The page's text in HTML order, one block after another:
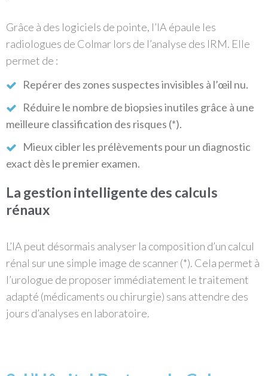
Grâce à des logiciels de pointe, l’IA épaule les
radiologues de Colmar lors de l’analyse des IRM. Elle
permet de :
Repérer des zones suspectes invisibles à l’œil nu.
Réduire le nombre de biopsies inutiles grâce à une
meilleure classification des risques (*).
Mieux cibler les prélèvements pour un diagnostic
exact dès le premier examen.
La gestion intelligente des calculs
rénaux
L’IA peut désormais analyser la composition d’un calcul
rénal sur une simple image de scanner (*). Cela permet à
l’urologue de proposer immédiatement le traitement
adapté (médicaments ou chirurgie) sans attendre des
jours d’analyses en laboratoire.